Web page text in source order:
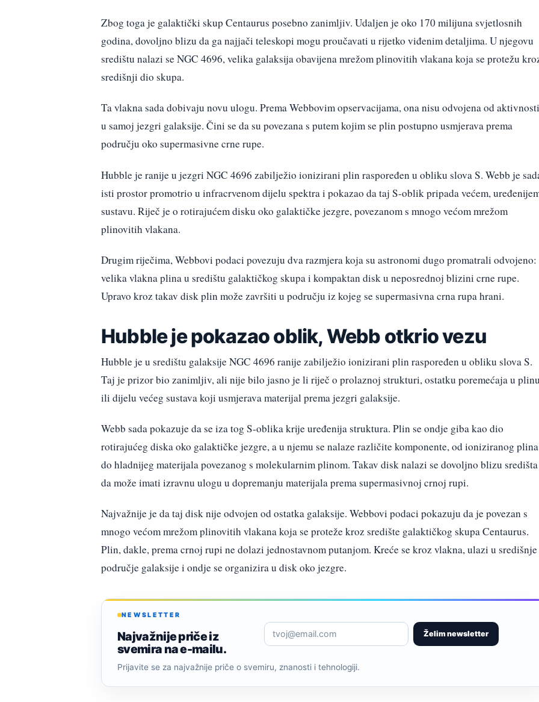
Zbog toga je galaktički skup Centaurus posebno zanimljiv. Udaljen je oko 170 milijuna svjetlosnih
godina, dovoljno blizu da ga najjači teleskopi mogu proučavati u rijetko viđenim detaljima. U njegovu
središtu nalazi se NGC 4696, velika galaksija obavijena mrežom plinovitih vlakana koja se protežu
središnji dio skupa.
Ta vlakna sada dobivaju novu ulogu. Prema Webbovim opservacijama, ona nisu odvojena od aktivnosti
u samoj jezgri galaksije. Čini se da su povezana s putem kojim se plin postupno usmjerava prema
području oko supermasivne crne rupe.
Hubble je ranije u jezgri NGC 4696 zabilježio ionizirani plin raspoređen u obliku slova S. Webb je
isti prostor promotrio u infracrvenom dijelu spektra i pokazao da taj S-oblik pripada većem,
sustavu. Riječ je o rotirajućem disku oko galaktičke jezgre, povezanom s mnogo većom mrežom
plinovitih vlakana.
Drugim riječima, Webbovi podaci povezuju dva razmjera koja su astronomi dugo promatrali odvojeno:
velika vlakna plina u središtu galaktičkog skupa i kompaktan disk u neposrednoj blizini crne rupe.
Upravo kroz takav disk plin može završiti u području iz kojeg se supermasivna crna rupa hrani.
Hubble je pokazao oblik, Webb otkrio vezu
Hubble je u središtu galaksije NGC 4696 ranije zabilježio ionizirani plin raspoređen u obliku slova S.
Taj je prizor bio zanimljiv, ali nije bilo jasno je li riječ o prolaznoj strukturi, ostatku poremećaja u
ili dijelu većeg sustava koji usmjerava materijal prema jezgri galaksije.
Webb sada pokazuje da se iza tog S-oblika krije uređenija struktura. Plin se ondje giba kao dio
rotirajućeg diska oko galaktičke jezgre, a u njemu se nalaze različite komponente, od ioniziranog plina
do hladnijeg materijala povezanog s molekularnim plinom. Takav disk nalazi se dovoljno blizu središta
da može imati izravnu ulogu u dopremanju materijala prema supermasivnoj crnoj rupi.
Najvažnije je da taj disk nije odvojen od ostatka galaksije. Webbovi podaci pokazuju da je povezan s
mnogo većom mrežom plinovitih vlakana koja se proteže kroz središte galaktičkog skupa Centaurus.
Plin, dakle, prema crnoj rupi ne dolazi jednostavnom putanjom. Kreće se kroz vlakna, ulazi u središnje
područje galaksije i ondje se organizira u disk oko jezgre.
NEWSLETTER
Najvažnije priče iz
svemira na e-mailu.
Želim newsletter
Prijavite se za najvažnije priče o svemiru, znanosti i tehnologiji.